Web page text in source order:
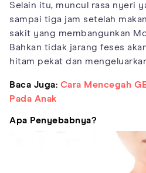
Selain itu, muncul rasa nyeri
sampai tiga jam setelah
sakit yang membangunkan
Bahkan tidak jarang feses
hitam pekat dan
Baca Juga: Cara Mencegah
Pada Anak
Apa Penyebabnya?